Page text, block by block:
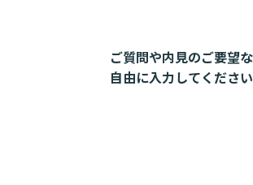
ご質問や内見のご要望
自由に入力してくださ